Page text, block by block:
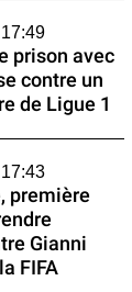
prison avec
contre un
de Ligue 1
première
Gianni
FIFA